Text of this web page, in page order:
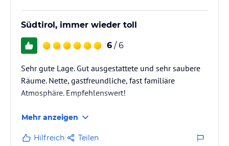
Südtirol, immer wieder toll
6 / 6
Sehr gute Lage. Gut ausgestattete und sehr saubere
Räume. Nette, gastfreundliche, fast familiäre
Atmosphäre. Empfehlenswert!
Mehr anzeigen
Hilfreich Teilen